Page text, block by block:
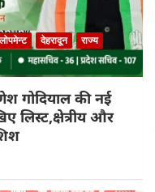
देहरादून
राज्य
गोदियाल की नई
लिस्ट,क्षेत्रीय और